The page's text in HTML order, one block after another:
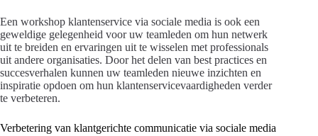
Een workshop klantenservice via sociale media is ook een
geweldige gelegenheid voor uw teamleden om hun netwerk
uit te breiden en ervaringen uit te wisselen met professionals
uit andere organisaties. Door het delen van best practices en
succesverhalen kunnen uw teamleden nieuwe inzichten en
inspiratie opdoen om hun klantenservicevaardigheden verder
te verbeteren.
Verbetering van klantgerichte communicatie via sociale media